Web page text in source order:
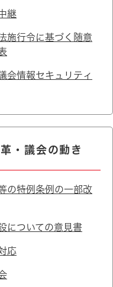
継
施行令に基づく随意
会情報セキュリティ
・議会の動き
の特例条例の一部改
についての意見書
応